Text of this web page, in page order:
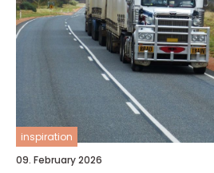
inspiration
09. February 2026